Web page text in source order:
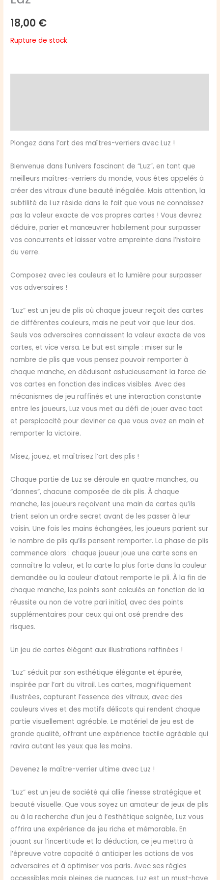
18,00 €
Rupture de stock
Plongez dans l’art des maîtres-verriers avec Luz !
Bienvenue dans l’univers fascinant de “Luz”, en tant que
meilleurs maîtres-verriers du monde, vous êtes appelés à
créer des vitraux d’une beauté inégalée. Mais attention, la
subtilité de Luz réside dans le fait que vous ne connaissez
pas la valeur exacte de vos propres cartes ! Vous devrez
déduire, parier et manœuvrer habilement pour surpasser
vos concurrents et laisser votre empreinte dans l’histoire
du verre.
Composez avec les couleurs et la lumière pour surpasser
vos adversaires !
“Luz” est un jeu de plis où chaque joueur reçoit des cartes
de différentes couleurs, mais ne peut voir que leur dos.
Seuls vos adversaires connaissent la valeur exacte de vos
cartes, et vice versa. Le but est simple : miser sur le
nombre de plis que vous pensez pouvoir remporter à
chaque manche, en déduisant astucieusement la force de
vos cartes en fonction des indices visibles. Avec des
mécanismes de jeu raffinés et une interaction constante
entre les joueurs, Luz vous met au défi de jouer avec tact
et perspicacité pour deviner ce que vous avez en main et
remporter la victoire.
Misez, jouez, et maîtrisez l’art des plis !
Chaque partie de Luz se déroule en quatre manches, ou
“donnes”, chacune composée de dix plis. À chaque
manche, les joueurs reçoivent une main de cartes qu’ils
trient selon un ordre secret avant de les passer à leur
voisin. Une fois les mains échangées, les joueurs parient sur
le nombre de plis qu’ils pensent remporter. La phase de plis
commence alors : chaque joueur joue une carte sans en
connaître la valeur, et la carte la plus forte dans la couleur
demandée ou la couleur d’atout remporte le pli. À la fin de
chaque manche, les points sont calculés en fonction de la
réussite ou non de votre pari initial, avec des points
supplémentaires pour ceux qui ont osé prendre des
risques.
Un jeu de cartes élégant aux illustrations raffinées !
“Luz” séduit par son esthétique élégante et épurée,
inspirée par l’art du vitrail. Les cartes, magnifiquement
illustrées, capturent l’essence des vitraux, avec des
couleurs vives et des motifs délicats qui rendent chaque
partie visuellement agréable. Le matériel de jeu est de
grande qualité, offrant une expérience tactile agréable qui
ravira autant les yeux que les mains.
Devenez le maître-verrier ultime avec Luz !
“Luz” est un jeu de société qui allie finesse stratégique et
beauté visuelle. Que vous soyez un amateur de jeux de plis
ou à la recherche d’un jeu à l’esthétique soignée, Luz vous
offrira une expérience de jeu riche et mémorable. En
jouant sur l’incertitude et la déduction, ce jeu mettra à
l’épreuve votre capacité à anticiper les actions de vos
adversaires et à optimiser vos paris. Avec ses règles